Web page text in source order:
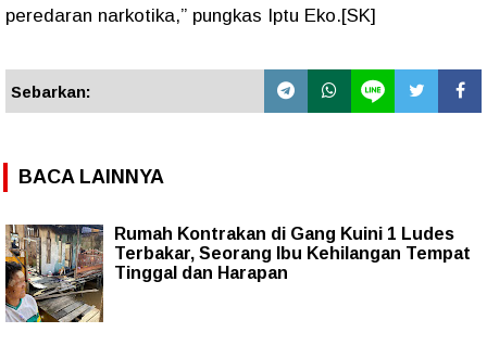
peredaran narkotika,” pungkas Iptu Eko.[SK]
Sebarkan:
BACA LAINNYA
Rumah Kontrakan di Gang Kuini 1 Ludes
Terbakar, Seorang Ibu Kehilangan Tempat
Tinggal dan Harapan